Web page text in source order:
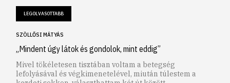
LEGOLVASOTTABB
SZÖLLŐSI MÁTYÁS
„Mindent úgy látok és gondolok, mint eddig”
Mivel tökéletesen tisztában voltam a betegség
lefolyásával és végkimenetelével, miután túlestem a